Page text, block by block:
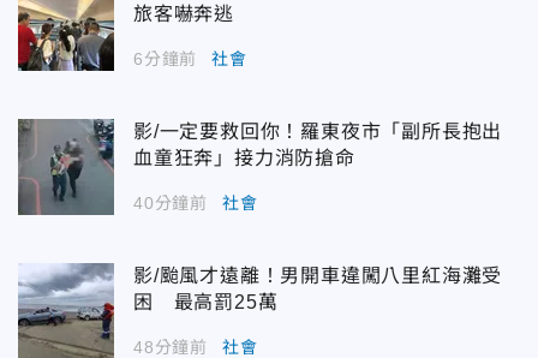
旅客嚇奔逃
6分鐘前 社會
影/一定要救回你！羅東夜市「副所長抱出
血童狂奔」接力消防搶命
40分鐘前 社會
影/颱風才遠離！男開車違闖八里紅海灘受
困 最高罰25萬
48分鐘前 社會